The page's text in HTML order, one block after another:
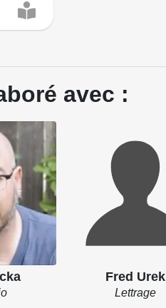
avec :
Fred Urek
Lettrage